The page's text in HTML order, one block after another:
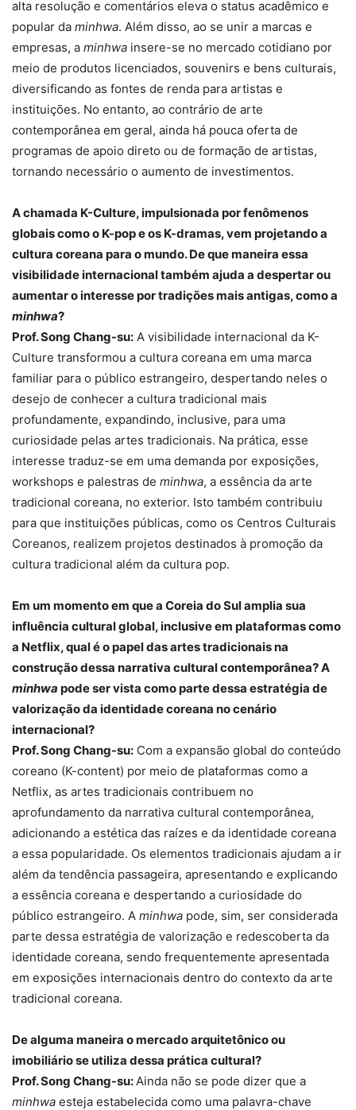
alta resolução e comentários eleva o status acadêmico e
popular da minhwa. Além disso, ao se unir a marcas e
empresas, a minhwa insere-se no mercado cotidiano por
meio de produtos licenciados, souvenirs e bens culturais,
diversificando as fontes de renda para artistas e
instituições. No entanto, ao contrário de arte
contemporânea em geral, ainda há pouca oferta de
programas de apoio direto ou de formação de artistas,
tornando necessário o aumento de investimentos.
A chamada K-Culture, impulsionada por fenômenos
globais como o K-pop e os K-dramas, vem projetando a
cultura coreana para o mundo. De que maneira essa
visibilidade internacional também ajuda a despertar ou
aumentar o interesse por tradições mais antigas, como a
minhwa?
Prof. Song Chang-su: A visibilidade internacional da K-
Culture transformou a cultura coreana em uma marca
familiar para o público estrangeiro, despertando neles o
desejo de conhecer a cultura tradicional mais
profundamente, expandindo, inclusive, para uma
curiosidade pelas artes tradicionais. Na prática, esse
interesse traduz-se em uma demanda por exposições,
workshops e palestras de minhwa, a essência da arte
tradicional coreana, no exterior. Isto também contribuiu
para que instituições públicas, como os Centros Culturais
Coreanos, realizem projetos destinados à promoção da
cultura tradicional além da cultura pop.
Em um momento em que a Coreia do Sul amplia sua
influência cultural global, inclusive em plataformas como
a Netflix, qual é o papel das artes tradicionais na
construção dessa narrativa cultural contemporânea? A
minhwa pode ser vista como parte dessa estratégia de
valorização da identidade coreana no cenário
internacional?
Prof. Song Chang-su: Com a expansão global do conteúdo
coreano (K-content) por meio de plataformas como a
Netflix, as artes tradicionais contribuem no
aprofundamento da narrativa cultural contemporânea,
adicionando a estética das raízes e da identidade coreana
a essa popularidade. Os elementos tradicionais ajudam a ir
além da tendência passageira, apresentando e explicando
a essência coreana e despertando a curiosidade do
público estrangeiro. A minhwa pode, sim, ser considerada
parte dessa estratégia de valorização e redescoberta da
identidade coreana, sendo frequentemente apresentada
em exposições internacionais dentro do contexto da arte
tradicional coreana.
De alguma maneira o mercado arquitetônico ou
imobiliário se utiliza dessa prática cultural?
Prof. Song Chang-su:Ainda não se pode dizer que a
minhwa esteja estabelecida como uma palavra-chave